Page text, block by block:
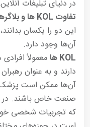
در دنیای تبلیغات
تفاوت KOL ها و بلاگرها
این دو را یکسان
آن‌ها وجود دارد.
KOL ها
معمولاً
دارند و به عنوان
آن‌ها ممکن است
صنعت خاص باشند.
که تجربیات شخصی